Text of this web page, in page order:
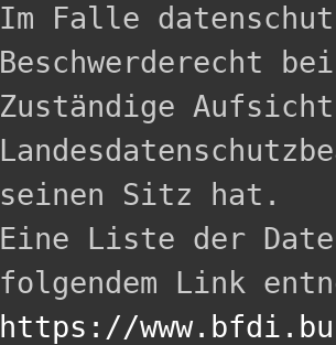
Im Falle
Beschwerderecht
Zuständige
seinen Sitz hat.
Eine Liste der
https://